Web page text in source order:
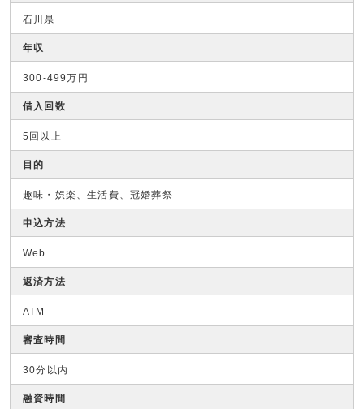
石川県
年収
300-499万円
借入回数
5回以上
目的
趣味・娯楽、生活費、冠婚葬祭
申込方法
Web
返済方法
ATM
審査時間
30分以内
融資時間